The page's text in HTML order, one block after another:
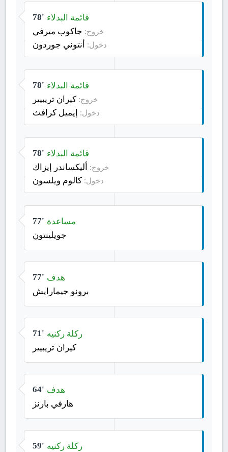
78' قائمة البدلاء
خروج: جاكوب ميرفي
دخول: أنتوني جوردون
78' قائمة البدلاء
خروج: كيران تريبيير
دخول: إيميل كرافث
78' قائمة البدلاء
خروج: أليكساندر إيزاك
دخول: كالوم ويلسون
77' مساعدة
جويلينتون
77' هدف
برونو جيمارايش
71' ركلة ركنيه
كيران تريبيير
64' هدف
هارفي بارنز
59' ركلة ركنيه